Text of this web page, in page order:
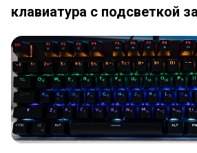
клавиатура с подсветкой